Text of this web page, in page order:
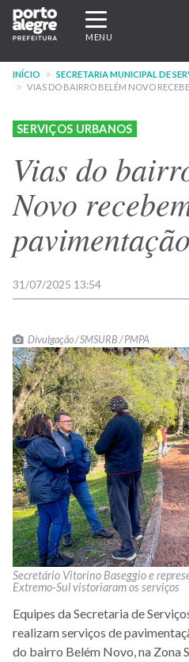
Pular
para
conteúdo
principal
Expandir/recolher
navegação
MENU
INÍCIO
SECRETARIA MUNICIPAL DE
VIAS DO BAIRRO BELÉM NOVO
SERVIÇOS URBANOS
Vias do
Novo
31/07/2025 13:54
Divulgação / SMSURB / PMPA
Secretário Vitorino Baseggio e
Extremo-Sul vistoriaram os serviços
Equipes da Secretaria de
realizam serviços de
do bairro Belém Novo, na Zona